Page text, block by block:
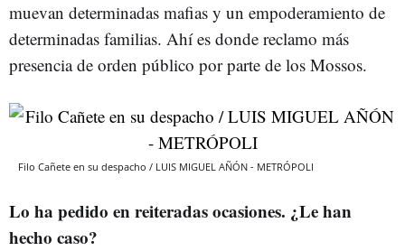
muevan determinadas mafias y un empoderamiento de
determinadas familias. Ahí es donde reclamo más
presencia de orden público por parte de los Mossos.
Filo Cañete en su despacho / LUIS MIGUEL AÑÓN - METRÓPOLI
Lo ha pedido en reiteradas ocasiones. ¿Le han
hecho caso?